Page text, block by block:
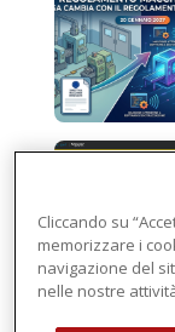
Cliccando su
memorizzare i
navigazione del
nelle nostre